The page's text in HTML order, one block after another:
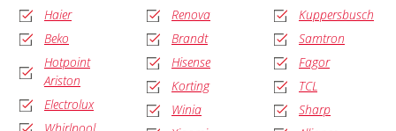
Haier
Beko
Hotpoint
Ariston
Electrolux
Renova
Brandt
Hisense
Korting
Winia
Kuppersbusch
Samtron
Fagor
TCL
Sharp